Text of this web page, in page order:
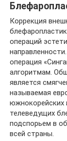
Коррекция
операций
операция
алгоритмам.
является
называемая
южнокорейских
телеведущих
подспорьем в
всей страны.